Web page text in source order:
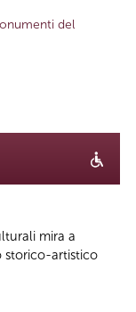
del
mira a
storico-artistico